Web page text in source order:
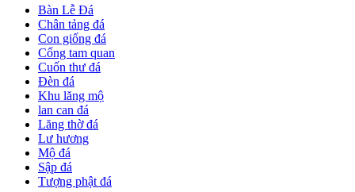
Bàn Lễ Đá
Chân tảng đá
Con giống đá
Cổng tam quan
Cuốn thư đá
Đèn đá
Khu lăng mộ
lan can đá
Lăng thờ đá
Lư hương
Mộ đá
Sập đá
Tượng phật đá